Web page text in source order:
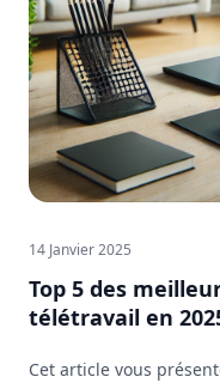
14 Janvier 2025
Top 5 des
télétravail en
Cet article vous